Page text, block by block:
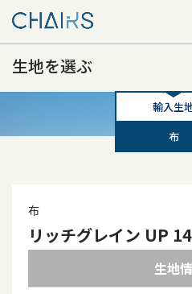
生地を選ぶ
輸入生
布
布
リッチグレイン UP
生地